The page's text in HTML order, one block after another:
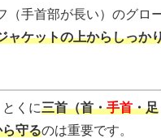
（手首部が長い）のグロ
ャケットの上からしっか
くに三首（首・手首・足
守るのは重要です。